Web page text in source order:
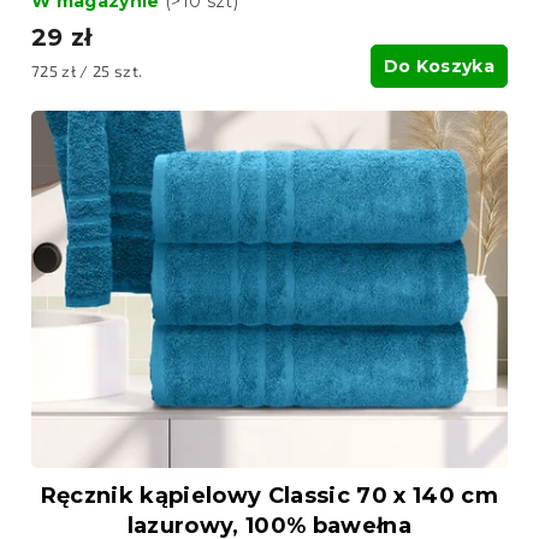
29 zł
Cena
725 zł / 25 szt. Do Koszyka
Ręcznik kąpielowy Classic 70 x 140 cm
lazurowy, 100% bawełna